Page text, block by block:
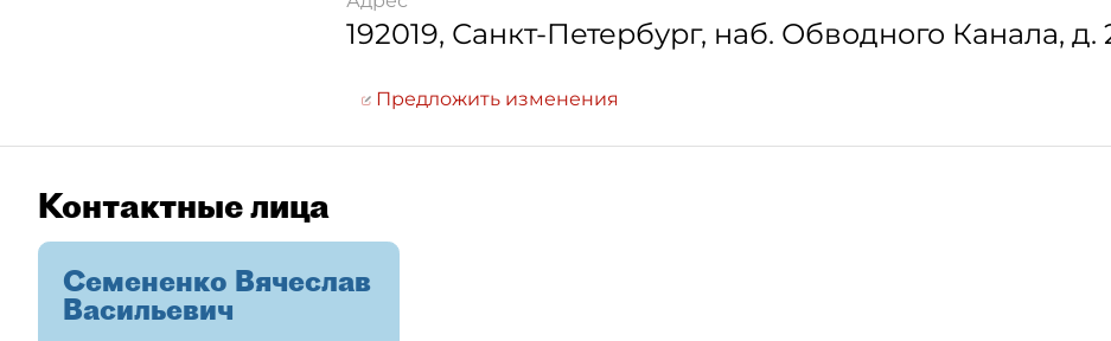
192019, Санкт-Петербург, наб. Обводного Канала, д.
Предложить изменения
Контактные лица
Семененко Вячеслав
Васильевич